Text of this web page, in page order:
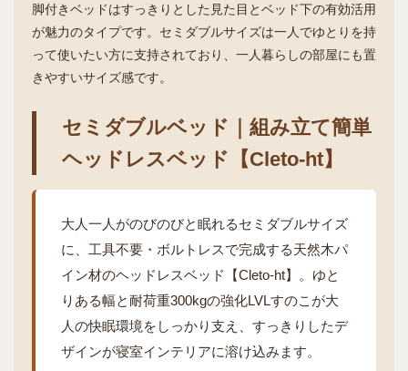
脚付きベッドはすっきりとした見た目とベッド下の有効活用
が魅力のタイプです。セミダブルサイズは一人でゆとりを持
って使いたい方に支持されており、一人暮らしの部屋にも置
きやすいサイズ感です。
セミダブルベッド｜組み立て簡単
ヘッドレスベッド【Cleto-ht】
大人一人がのびのびと眠れるセミダブルサイズ
に、工具不要・ボルトレスで完成する天然木パ
イン材のヘッドレスベッド【Cleto-ht】。ゆと
りある幅と耐荷重300kgの強化LVLすのこが大
人の快眠環境をしっかり支え、すっきりしたデ
ザインが寝室インテリアに溶け込みます。